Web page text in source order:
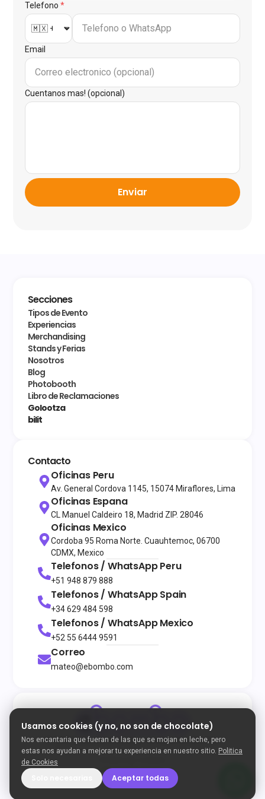
Telefono *
Email
Cuentanos mas! (opcional)
Enviar
Secciones
Tipos de Evento
Experiencias
Merchandising
Stands y Ferias
Nosotros
Blog
Photobooth
Libro de Reclamaciones
Golootza
bilit
Contacto
Oficinas Peru
Av. General Cordova 1145, 15074 Miraflores, Lima
Oficinas Espana
CL Manuel Caldeiro 18, Madrid ZIP. 28046
Oficinas Mexico
Cordoba 95 Roma Norte. Cuauhtemoc, 06700
CDMX, Mexico
Telefonos / WhatsAppPeru
+51 948 879 888
Telefonos / WhatsAppSpain
+34 629 484 598
Telefonos / WhatsAppMexico
+52 55 6444 9591
Correo
mateo@ebombo.com
© 2026 Todos los derechos reservados eBombo
Terminos y CondicionesPolitica de Privacidad
Developed by Enigma
Usamos cookies (y no, no son de chocolate)
Nos encantaria que fueran de las que se mojan en leche, pero
estas nos ayudan a mejorar tu experiencia en nuestro sitio. Politica
de Cookies
Aceptar todas